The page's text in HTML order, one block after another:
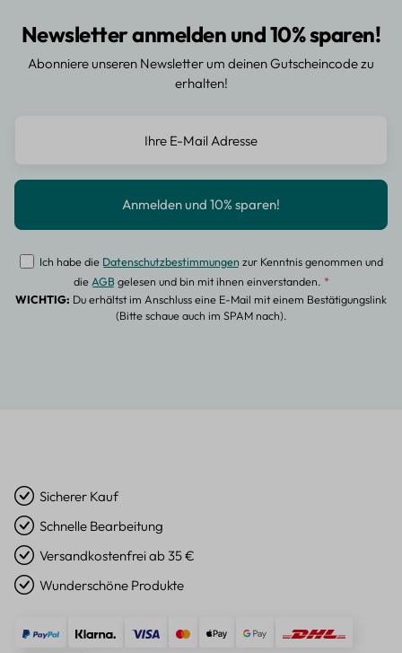
Newsletter anmelden und 10% sparen!
Abonniere unseren Newsletter um deinen Gutscheincode zu
erhalten!
Ich habe die Datenschutzbestimmungenzur Kenntnis genommen und
dieAGBgelesen und bin mit ihnen einverstanden. *
WICHTIG: Du erhältst im Anschluss eine E-Mail mit einem Bestätigungslink
(Bitte schaue auch im SPAM nach).
Sicherer Kauf
Schnelle Bearbeitung
Versandkostenfrei ab 35 €
Wunderschöne Produkte